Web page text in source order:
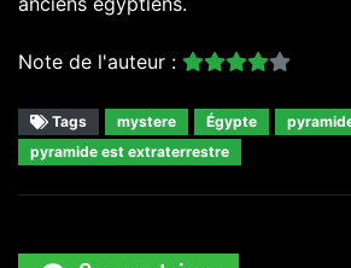
Note de l'auteur :
Tags mystere Égypte
pyramide est extraterrestre